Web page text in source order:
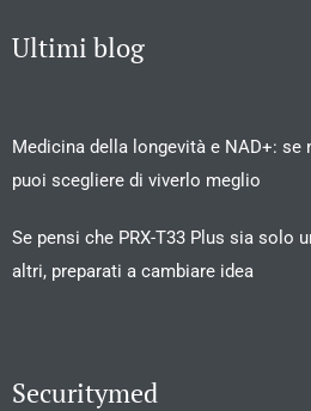
Ultimi blog
Medicina della longevità e NAD+:
puoi scegliere di viverlo meglio
Se pensi che PRX-T33 Plus sia solo
altri, preparati a cambiare idea
Securitymed